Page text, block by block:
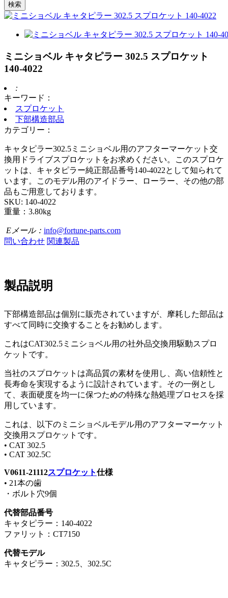
検索
ミニショベル キャタピラー 302.5 スプロケット
140-4022
:
キーワード：
スプロケット
下部構造部品
カテゴリー：
キャタピラー302.5ミニショベル用のアフターマーケット交
換用ドライブスプロケットをお求めください。このスプロケ
ットは、キャタピラー純正部品番号140-4022として知られて
います。このモデル用のアイドラー、ローラー、その他の部
品もご用意しております。
SKU: 140-4022
重量：3.80kg
Eメール： info@fortune-parts.com
問い合わせ 関連製品
製品説明
下部構造部品は個別に販売されていますが、摩耗した部品は
すべて同時に交換することをお勧めします。
これはCAT302.5ミニショベル用の社外品交換用駆動スプロ
ケットです。
当社のスプロケットは高品質の素材を使用し、高い信頼性と
長寿命を実現するように設計されています。その一例とし
て、表面硬度を均一に保つための特殊な熱処理プロセスを採
用しています。
これは、以下のミニショベルモデル用のアフターマーケット
交換用スプロケットです。
• CAT 302.5
• CAT 302.5C
V0611-21112スプロケット仕様
• 21本の歯
・ボルト穴9個
代替部品番号
キャタピラー：140-4022
ファリット：CT7150
代替モデル
キャタピラー：302.5、302.5C